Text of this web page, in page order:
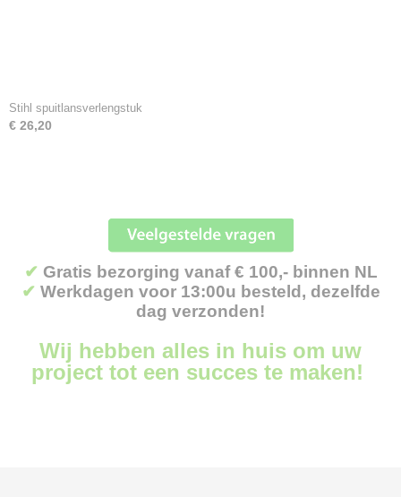
Stihl spuitlansverlengstuk
€ 26,20
✔ Gratis bezorging vanaf € 100,- binnen NL
✔ Werkdagen voor 13:00u besteld, dezelfde
dag verzonden!
Wij hebben alles in huis om uw
project tot een succes te maken!